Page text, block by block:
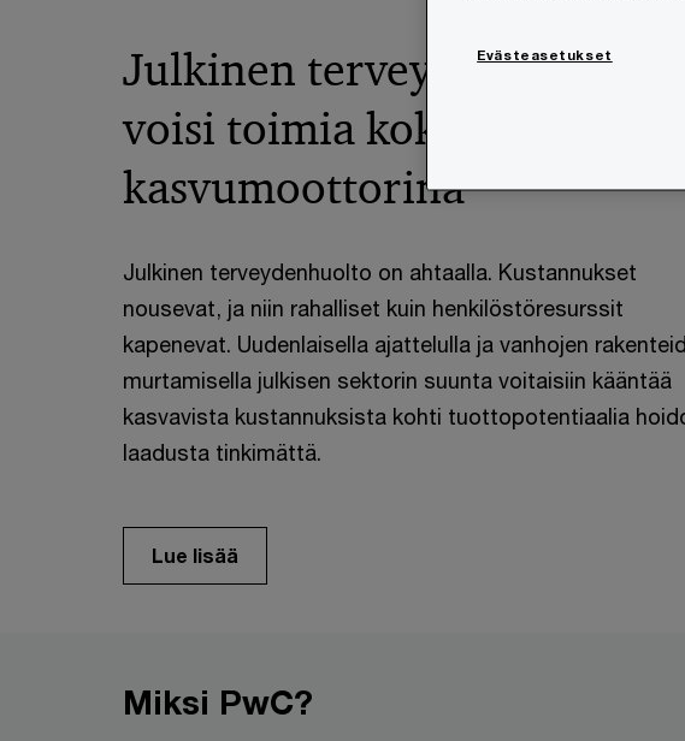
Julkinen terveydenhuolto
voisi toimia koko Suomen
kasvumoottorina
Julkinen terveydenhuolto on ahtaalla. Kustannukset
nousevat, ja niin rahalliset kuin henkilöstöresurssit
kapenevat. Uudenlaisella ajattelulla ja vanhojen
murtamisella julkisen sektorin suunta voitaisiin kääntää
kasvavista kustannuksista kohti tuottopotentiaalia
laadusta tinkimättä.
Lue lisää
Miksi PwC?
Evästeasetukset